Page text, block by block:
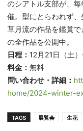
のシアトル支部が、 毎
催。型にとらわれず、
草月流の作品を鑑賞で
の全作品を公開中。
日程： 12月21日（土
料金： 無料
問い合わせ・詳細：
home/2024-winter-
TAGS 展覧会 生花